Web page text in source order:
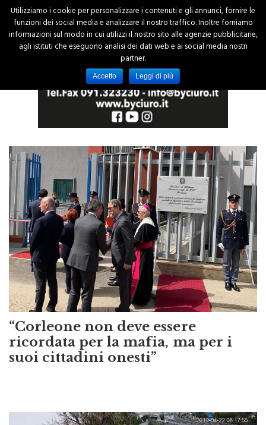
“Corleone non deve essere
ricordata per la mafia, ma per i
suoi cittadini onesti”
Utilizziamo i cookie per personalizzare i contenuti e gli annunci, fornire le
funzioni dei social media e analizzare il nostro traffico. Inoltre forniamo
informazioni sul modo in cui utilizzi il nostro sito alle agenzie pubblicitarie,
agli istituti che eseguono analisi dei dati web e ai social media nostri
partner.
Accetto Leggi di più